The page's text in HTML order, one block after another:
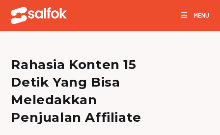
content
MENU
Rahasia Konten 15
Detik Yang Bisa
Meledakkan
Penjualan Affiliate